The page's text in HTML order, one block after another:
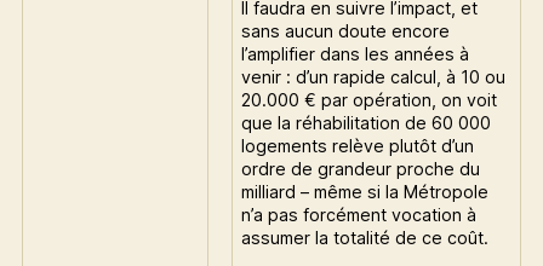
Il faudra en suivre l’impact, et
sans aucun doute encore
l’amplifier dans les années à
venir : d’un rapide calcul, à 10 ou
20.000 € par opération, on voit
que la réhabilitation de 60 000
logements relève plutôt d’un
ordre de grandeur proche du
milliard – même si la Métropole
n’a pas forcément vocation à
assumer la totalité de ce coût.